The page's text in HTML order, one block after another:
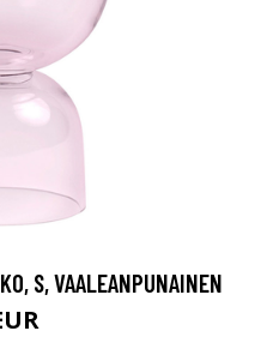
S, VAALEANPUNAINEN